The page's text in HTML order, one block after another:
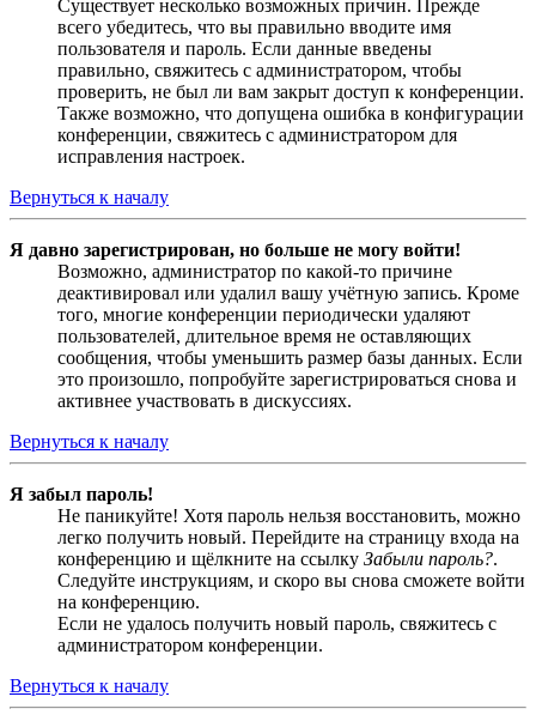
Существует несколько возможных причин. Прежде
всего убедитесь, что вы правильно вводите имя
пользователя и пароль. Если данные введены
правильно, свяжитесь с администратором, чтобы
проверить, не был ли вам закрыт доступ к конференции.
Также возможно, что допущена ошибка в конфигурации
конференции, свяжитесь с администратором для
исправления настроек.
Вернуться к началу
Я давно зарегистрирован, но больше не могу войти!
Возможно, администратор по какой-то причине
деактивировал или удалил вашу учётную запись. Кроме
того, многие конференции периодически удаляют
пользователей, длительное время не оставляющих
сообщения, чтобы уменьшить размер базы данных. Если
это произошло, попробуйте зарегистрироваться снова и
активнее участвовать в дискуссиях.
Вернуться к началу
Я забыл пароль!
Не паникуйте! Хотя пароль нельзя восстановить, можно
легко получить новый. Перейдите на страницу входа на
конференцию и щёлкните на ссылку Забыли пароль?.
Следуйте инструкциям, и скоро вы снова сможете войти
на конференцию.
Если не удалось получить новый пароль, свяжитесь с
администратором конференции.
Вернуться к началу